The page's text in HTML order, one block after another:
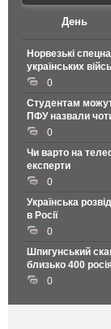
День
Норвезькі
українських
0
Студентам
ПФУ назвали
0
Чи варто на
експерти
0
Українська
в Росії
0
Шпигунський
близько 400
0